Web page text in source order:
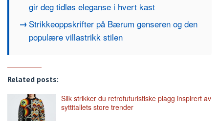
gir deg tidløs eleganse i hvert kast
Strikkeoppskrifter på Bærum genseren og den
populære villastrikk stilen
Related posts:
Slik strikker du retrofuturistiske plagg inspirert av
syttitallets store trender